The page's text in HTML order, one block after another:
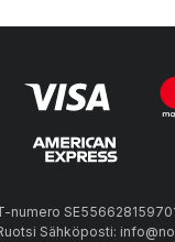
numero
Sähköposti: